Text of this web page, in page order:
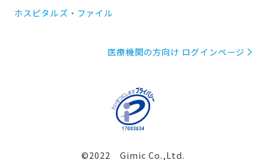
ホスピタルズ・ファイル
医療機関の方向け ログインページ
©2022 Gimic Co.,Ltd.